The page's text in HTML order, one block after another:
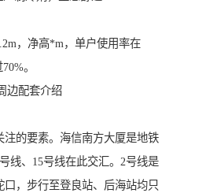
，净高*m，单户使用率在
。
边配套介绍
注的要素。海信南方大厦是地铁
线、15号线在此交汇。2号线是
口，步行至登良站、后海站均只